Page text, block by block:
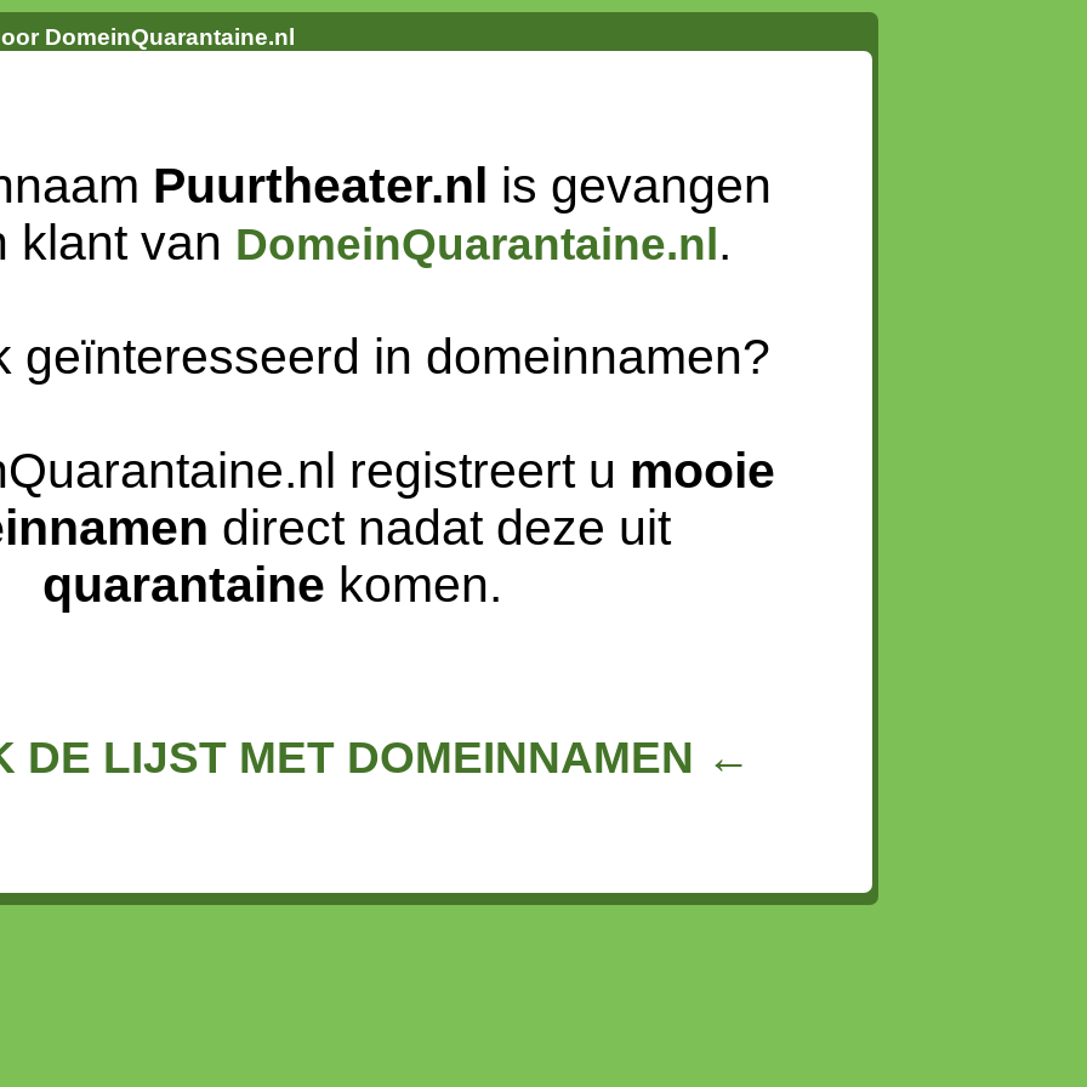
DomeinQuarantaine.nl
Puurtheater.nl is gevangen
klant van DomeinQuarantaine.nl .
geïnteresseerd in domeinnamen?
registreert u mooie
direct nadat deze uit
quarantaine komen.
DE LIJST MET DOMEINNAMEN ←